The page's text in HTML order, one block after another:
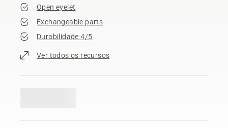
Open eyelet
Exchangeable parts
Durabilidade 4/5
Ver todos os recursos